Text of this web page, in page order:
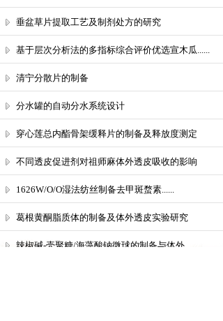
垂盆草片提取工艺及制剂处方的研究
基于层次分析法的多指标综合评价优选宣木瓜......
清宁分散片的制备
分水罐的自动分水系统设计
穿心莲总内酯骨架缓释片的制备及释放度测定
不同透皮促进剂对祖师麻体外透皮吸收的影响
1626W/O/O湿法纺丝制备去甲斑蝥素......
葛根黄酮脂质体的制备及体外透皮实验研究
辣椒碱-壳聚糖/海藻酸钠微球的制备与体外......